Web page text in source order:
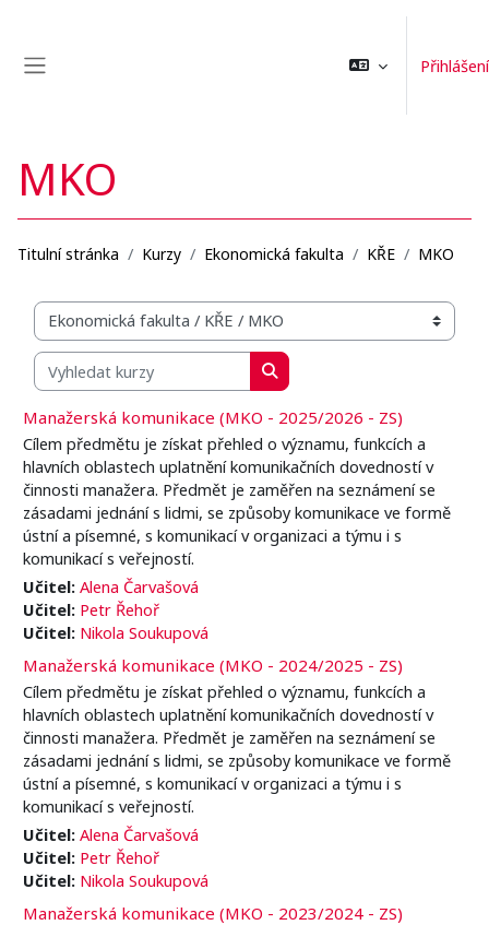
Přihlášení
MKO
Titulní stránka Kurzy Ekonomická fakulta KŘE MKO
Organizační struktura kurzů
Vyhledat kurzy
Vyhledat kurzy
Manažerská komunikace (MKO - 2025/2026 - ZS)
Cílem předmětu je získat přehled o významu, funkcích a
hlavních oblastech uplatnění komunikačních dovedností v
činnosti manažera. Předmět je zaměřen na seznámení se
zásadami jednání s lidmi, se způsoby komunikace ve formě
ústní a písemné, s komunikací v organizaci a týmu i s
komunikací s veřejností.
Učitel: Alena Čarvašová
Učitel: Petr Řehoř
Učitel: Nikola Soukupová
Manažerská komunikace (MKO - 2024/2025 - ZS)
Cílem předmětu je získat přehled o významu, funkcích a
hlavních oblastech uplatnění komunikačních dovedností v
činnosti manažera. Předmět je zaměřen na seznámení se
zásadami jednání s lidmi, se způsoby komunikace ve formě
ústní a písemné, s komunikací v organizaci a týmu i s
komunikací s veřejností.
Učitel: Alena Čarvašová
Učitel: Petr Řehoř
Učitel: Nikola Soukupová
Manažerská komunikace (MKO - 2023/2024 - ZS)